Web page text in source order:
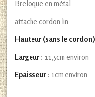
Breloque en métal
attache cordon lin
Hauteur (sans le cordon)
Largeur: 11,5cm environ
Epaisseur: 1cm environ